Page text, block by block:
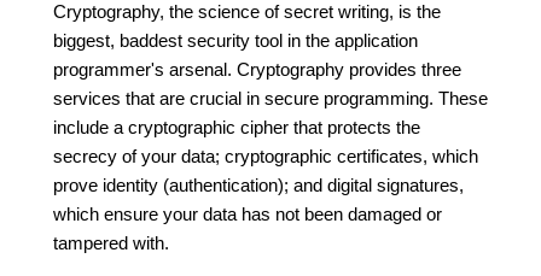
Cryptography, the science of secret writing, is the
biggest, baddest security tool in the application
programmer's arsenal. Cryptography provides three
services that are crucial in secure programming. These
include a cryptographic cipher that protects the
secrecy of your data; cryptographic certificates, which
prove identity (authentication); and digital signatures,
which ensure your data has not been damaged or
tampered with.